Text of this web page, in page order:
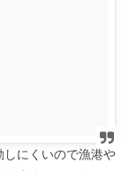
しにくいので漁港や